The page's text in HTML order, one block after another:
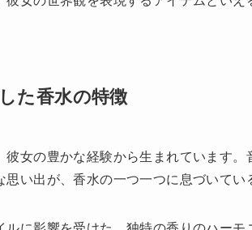
た香水の特徴
女の豊かな経験から生まれています。
思い出が、香水の一つ一つに息づいて